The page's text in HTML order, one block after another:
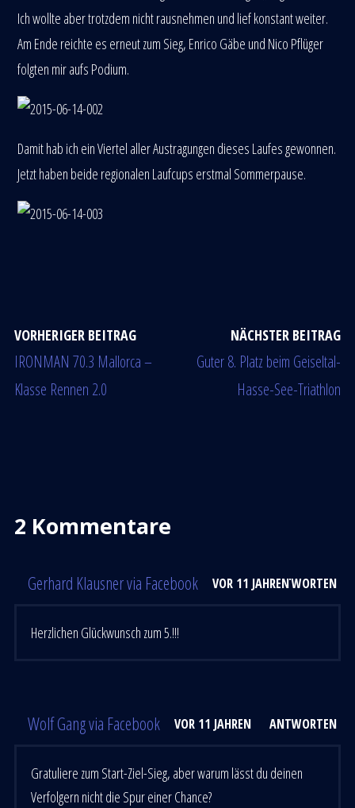
Ich wollte aber trotzdem nicht rausnehmen und lief konstant weiter.
Am Ende reichte es erneut zum Sieg, Enrico Gäbe und Nico Pflüger
folgten mir aufs Podium.
Damit hab ich ein Viertel aller Austragungen dieses Laufes gewonnen.
Jetzt haben beide regionalen Laufcups erstmal Sommerpause.
VORHERIGER BEITRAG
IRONMAN 70.3 Mallorca –
Klasse Rennen 2.0
NÄCHSTER BEITRAG
Guter 8. Platz beim Geiseltal-
Hasse-See-Triathlon
2 Kommentare
Gerhard Klausner via Facebook VOR 11 JAHRENANTWORTEN
Herzlichen Glückwunsch zum 5.!!!
Wolf Gang via Facebook VOR 11 JAHREN ANTWORTEN
Gratuliere zum Start-Ziel-Sieg, aber warum lässt du deinen
Verfolgern nicht die Spur einer Chance?